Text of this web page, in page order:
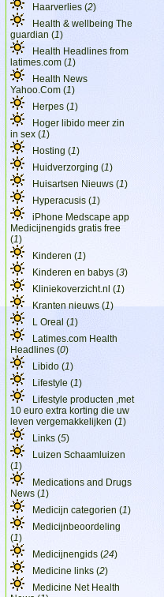
Haarverlies (2)
Health & wellbeing The
guardian (1)
Health Headlines from
latimes.com (1)
Health News
Yahoo.Com (1)
Herpes (1)
Hoger libido meer zin
in sex (1)
Hosting (1)
Huidverzorging (1)
Huisartsen Nieuws (1)
Hyperacusis (1)
iPhone Medscape app
Medicijnengids gratis free
(1)
Kinderen (1)
Kinderen en babys (3)
Kliniekoverzicht.nl (1)
Kranten nieuws (1)
L Oreal (1)
Latimes.com Health
Headlines (0)
Libido (1)
Lifestyle (1)
Lifestyle producten ,met
10 euro extra korting die uw
leven vergemakkelijken (1)
Links (5)
Luizen Schaamluizen
(1)
Medications and Drugs
News (1)
Medicijn categorien (1)
Medicijnbeoordeling
(1)
Medicijnengids (24)
Medicine links (2)
Medicine Net Health